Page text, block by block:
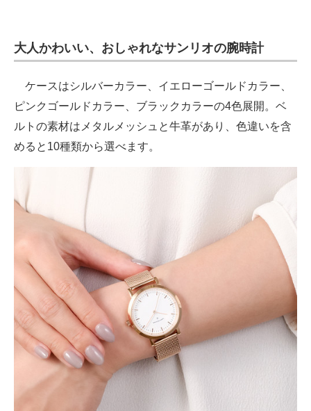
モノづくり技術者専門サイト
エレクトロニクス専門サイト
エネルギーの専門メディア
ちょっと気になるネットの話題
大人かわいい、おしゃれなサンリオの腕時計
ケースはシルバーカラー、イエローゴールドカラー、
ピンクゴールドカラー、ブラックカラーの4色展開。ベ
ルトの素材はメタルメッシュと牛革があり、色違いを含
めると10種類から選べます。